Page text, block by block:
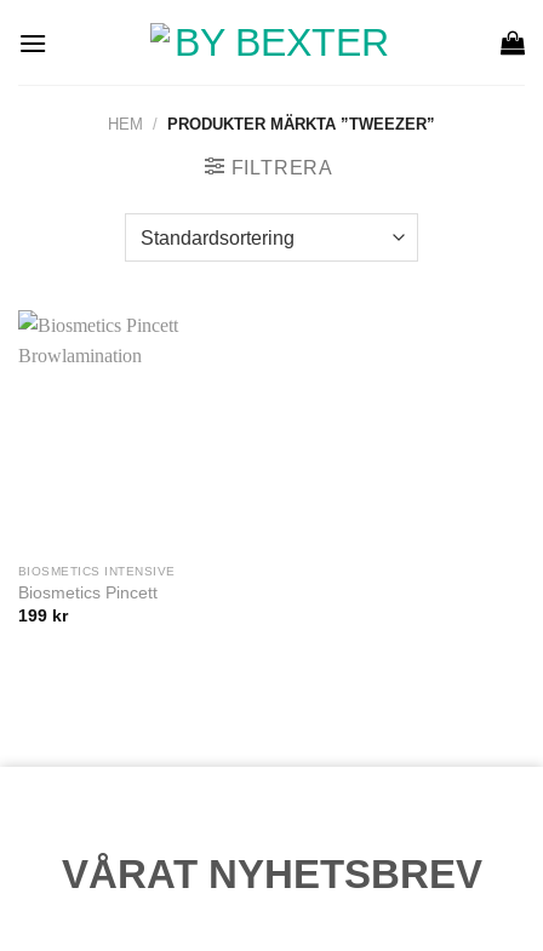
HEM / PRODUKTER MÄRKTA ”TWEEZER”
FILTRERA
BIOSMETICS INTENSIVE
Biosmetics Pincett
199 kr
VÅRAT NYHETSBREV